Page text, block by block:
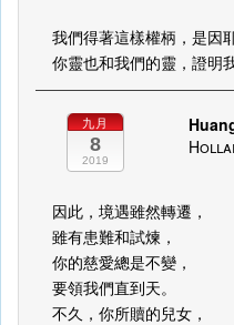
我們得著這樣權柄，是因
你靈也和我們的靈，證明
九月
8
2019
因此，境遇雖然轉遷，
雖有患難和試煉，
你的慈愛總是不變，
要領我們直到天。
不久，你所贖的兒女，